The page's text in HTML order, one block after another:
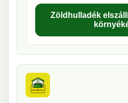
Zöldhulladék